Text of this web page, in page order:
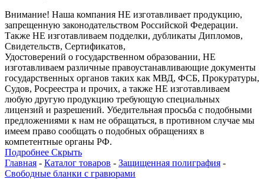
Внимание! Наша компания НЕ изготавливает продукцию,
запрещенную законодательством Российской Федерации.
Также НЕ изготавливаем подделки, дубликаты Дипломов,
Свидетельств, Сертификатов,
Удостоверений о государственном образовании, НЕ
изготавливаем различные правоустанавливающие документы
государственных органов таких как МВД, ФСБ, Прокуратуры,
Судов, Росреестра и прочих, а также НЕ изготавливаем
любую другую продукцию требующую специальных
лицензий и разрешений. Убедительная просьба с подобными
предложениями к нам не обращаться, в противном случае мы
имеем право сообщать о подобных обращениях в
компетентные органы РФ.
Подробнее Скрыть
Главная - Каталог товаров - Защищенная полиграфия -
Свободные бланки с гравюрами